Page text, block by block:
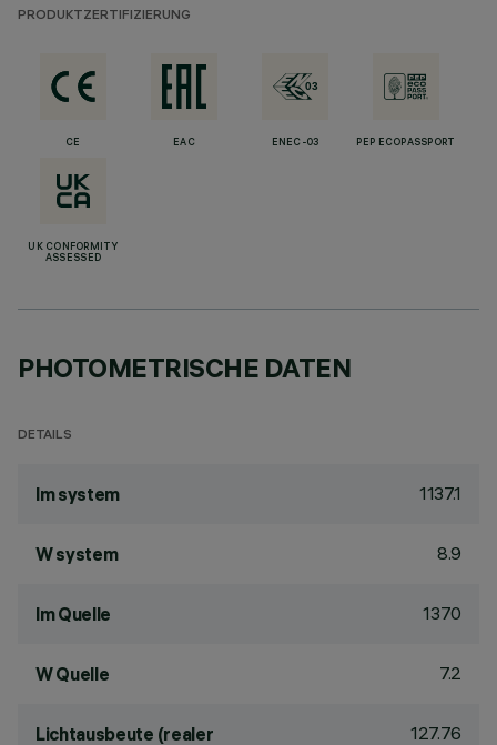
PRODUKTZERTIFIZIERUNG
CE EAC ENEC-03 PEP ECOPASSPORT
UK CONFORMITY
ASSESSED
PHOTOMETRISCHE DATEN
DETAILS
lm system 1137.1
W system 8.9
lm Quelle 1370
W Quelle 7.2
Lichtausbeute (realer 127.76